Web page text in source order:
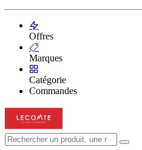
Offres
Marques
Catégorie
Commandes